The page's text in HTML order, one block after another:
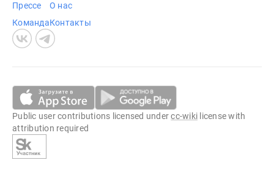
Прессе
Команда
О нас
Контакты
Public user contributions licensed undercc-wiki license with
attribution required